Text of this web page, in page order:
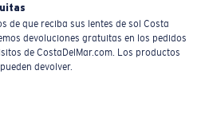
de que reciba sus lentes de sol Costa
devoluciones gratuitas en los pedidos
de CostaDelMar.com. Los productos
devolver.